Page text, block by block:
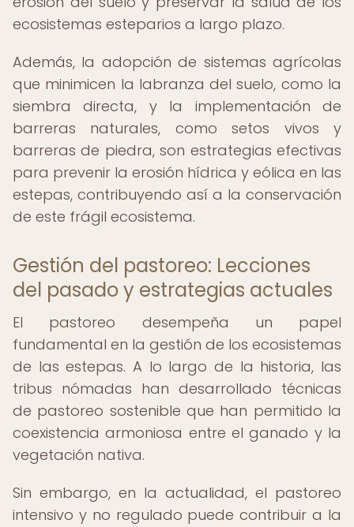
ecosistemas esteparios a largo plazo.
Además, la adopción de sistemas agrícolas
que minimicen la labranza del suelo, como la
siembra directa, y la implementación de
barreras naturales, como setos vivos y
barreras de piedra, son estrategias efectivas
para prevenir la erosión hídrica y eólica en las
estepas, contribuyendo así a la conservación
de este frágil ecosistema.
Gestión del pastoreo: Lecciones
del pasado y estrategias actuales
El pastoreo desempeña un papel
fundamental en la gestión de los ecosistemas
de las estepas. A lo largo de la historia, las
tribus nómadas han desarrollado técnicas
de pastoreo sostenible que han permitido la
coexistencia armoniosa entre el ganado y la
vegetación nativa.
Sin embargo, en la actualidad, el pastoreo
intensivo y no regulado puede contribuir a la